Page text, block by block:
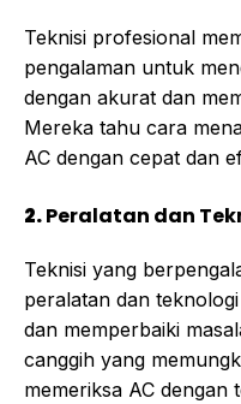
Teknisi profesional
pengalaman untuk
dengan akurat dan
Mereka tahu cara
AC dengan cepat dan
2.Peralatan dan
Teknisi yang
peralatan dan
dan memperbaiki
canggih yang
memeriksa AC dengan